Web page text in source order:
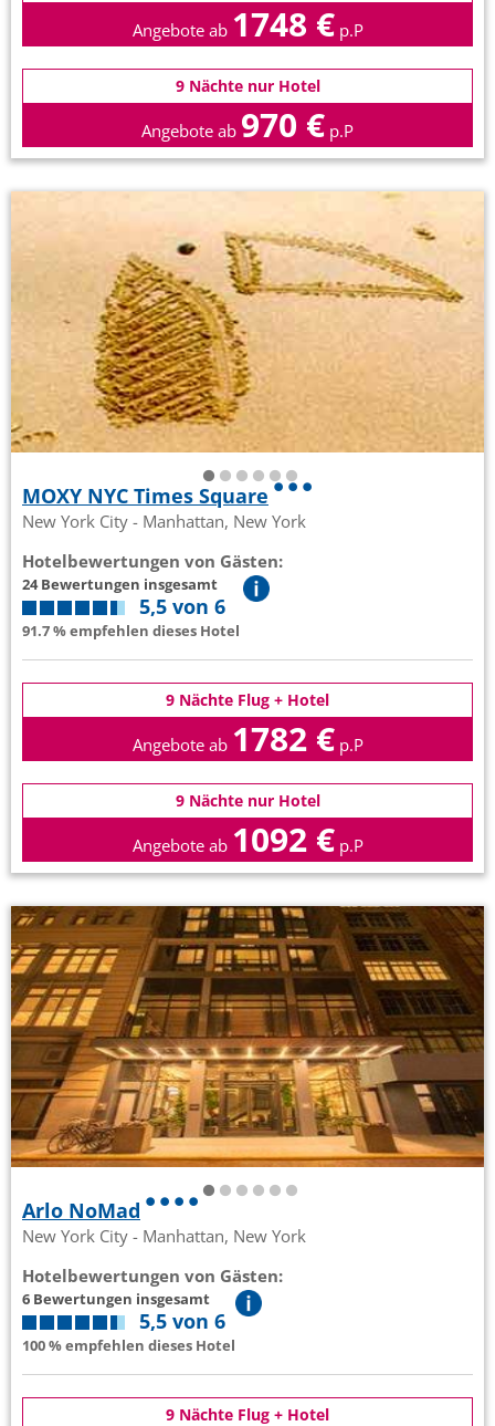
Angebote ab 1748 € p.P
9 Nächte nur Hotel
Angebote ab 970 € p.P
MOXY NYC Times Square
New York City - Manhattan, New York
Hotelbewertungen von Gästen:
24 Bewertungen insgesamt
5,5 von 6
91.7 % empfehlen dieses Hotel
9 Nächte Flug + Hotel
Angebote ab 1782 € p.P
9 Nächte nur Hotel
Angebote ab 1092 € p.P
Arlo NoMad
New York City - Manhattan, New York
Hotelbewertungen von Gästen:
6 Bewertungen insgesamt
5,5 von 6
100 % empfehlen dieses Hotel
9 Nächte Flug + Hotel